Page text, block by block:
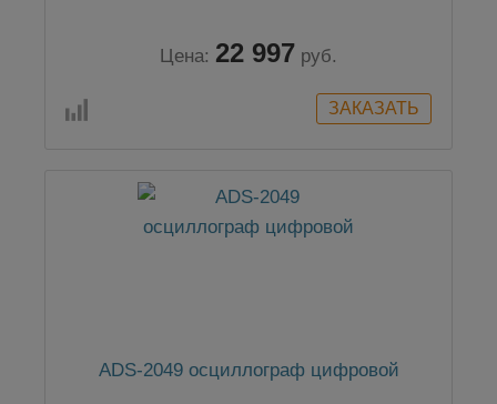
Цена: 22 997 руб.
ADS-2049 осциллограф цифровой